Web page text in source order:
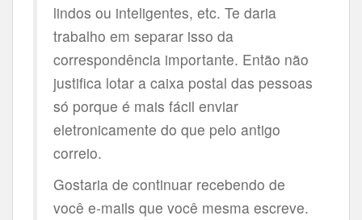
lindos ou inteligentes, etc. Te daria
trabalho em separar isso da
correspondência importante. Então não
justifica lotar a caixa postal das pessoas
só porque é mais fácil enviar
eletronicamente do que pelo antigo
correio.
Gostaria de continuar recebendo de
você e-mails que você mesma escreve.